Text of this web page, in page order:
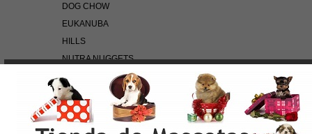
DOG CHOW
EUKANUBA
HILLS
NUTRA NUGGETS
OF THE WILD
PEDIGREE
PRO PLAN
ROYAL CANIN